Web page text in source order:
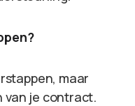
maar
van je contract.